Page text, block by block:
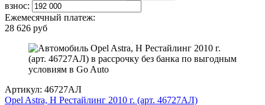
взнос:
Ежемесячный платеж:
28 626 руб
Артикул: 46727АЛ
Opel Astra, H Рестайлинг 2010 г. (арт. 46727АЛ)